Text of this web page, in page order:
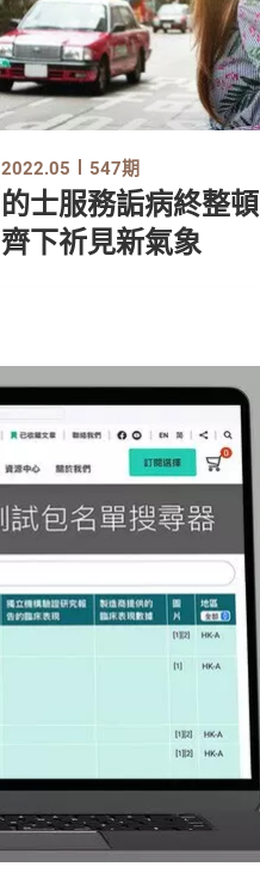
2022.05 547期
的士服務詬病終整頓 多管
齊下祈見新氣象